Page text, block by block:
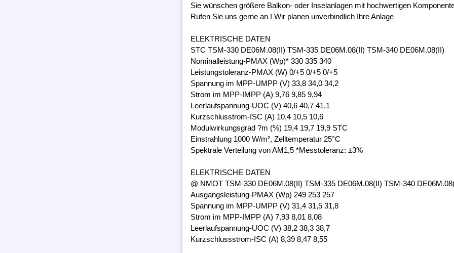
Sie wünschen größere Balkon- oder Inselanlagen mit hochwertigen
Rufen Sie uns gerne an ! Wir planen unverbindlich Ihre Anlage
ELEKTRISCHE DATEN
STC TSM-330 DE06M.08(II) TSM-335 DE06M.08(II) TSM-340 DE06M.08(II)
Nominalleistung-PMAX (Wp)* 330 335 340
Leistungstoleranz-PMAX (W) 0/+5 0/+5 0/+5
Spannung im MPP-UMPP (V) 33,8 34,0 34,2
Strom im MPP-IMPP (A) 9,76 9,85 9,94
Leerlaufspannung-UOC (V) 40,6 40,7 41,1
Kurzschlusstrom-ISC (A) 10,4 10,5 10,6
Modulwirkungsgrad ?m (%) 19,4 19,7 19,9 STC
Einstrahlung 1000 W/m², Zelltemperatur 25°C
Spektrale Verteilung von AM1,5 *Messtoleranz: ±3%
ELEKTRISCHE DATEN
@ NMOT TSM-330 DE06M.08(II) TSM-335 DE06M.08(II) TSM-340
Ausgangsleistung-PMAX (Wp) 249 253 257
Spannung im MPP-UMPP (V) 31,4 31,5 31,8
Strom im MPP-IMPP (A) 7,93 8,01 8,08
Leerlaufspannung-UOC (V) 38,2 38,3 38,7
Kurzschlussstrom-ISC (A) 8,39 8,47 8,55